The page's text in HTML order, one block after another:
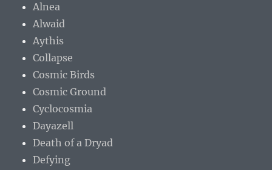
Alnea
Alwaid
Aythis
Collapse
Cosmic Birds
Cosmic Ground
Cyclocosmia
Dayazell
Death of a Dryad
Defying